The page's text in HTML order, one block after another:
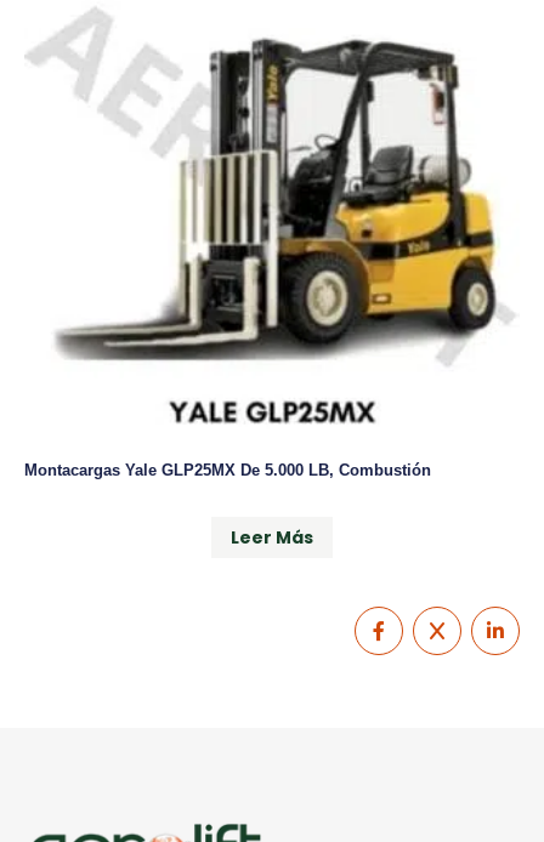
Montacargas Yale GLP25MX De 5.000 LB, Combustión
Leer Más